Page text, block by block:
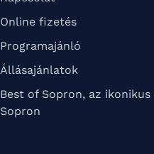
Online fizetés
Programajánló
Állásajánlatok
Best of Sopron, az ikonikus
Sopron